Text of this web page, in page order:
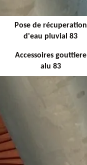
Pose de récuperation
d'eau pluvial 83
Accessoires gouttiere
alu 83